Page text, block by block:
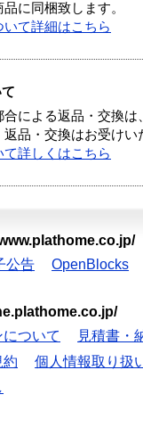
に同梱致します。
いて詳細はこちら
合による返品・交換
品・交換はお受けい
て詳しくはこちら
公告 OpenBlocks
ついて 見積書・
約 個人情報取り扱